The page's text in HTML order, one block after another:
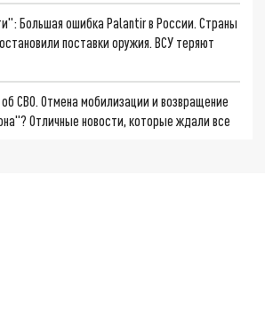
Большая ошибка Palantir в России. Страны
поставки оружия. ВСУ теряют
СВО. Отмена мобилизации и возвращение
Отличные новости, которые ждали все